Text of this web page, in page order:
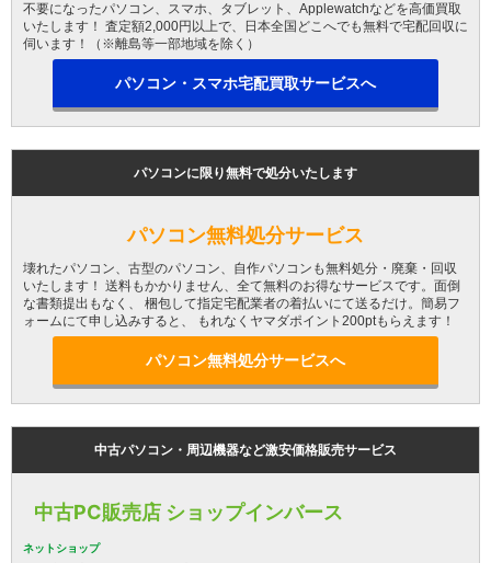
不要になったパソコン、スマホ、タブレット、Applewatchなどを高価買取
いたします！ 査定額2,000円以上で、日本全国どこへでも無料で宅配回収に
伺います！（※離島等一部地域を除く）
パソコン・スマホ宅配買取サービスへ
パソコンに限り無料で処分いたします
パソコン無料処分サービス
壊れたパソコン、古型のパソコン、自作パソコンも無料処分・廃棄・回収
いたします！ 送料もかかりません、全て無料のお得なサービスです。面倒
な書類提出もなく、 梱包して指定宅配業者の着払いにて送るだけ。簡易フ
ォームにて申し込みすると、 もれなくヤマダポイント200ptもらえます！
パソコン無料処分サービスへ
中古パソコン・周辺機器など激安価格販売サービス
中古PC販売店 ショップインバース
ネットショップ